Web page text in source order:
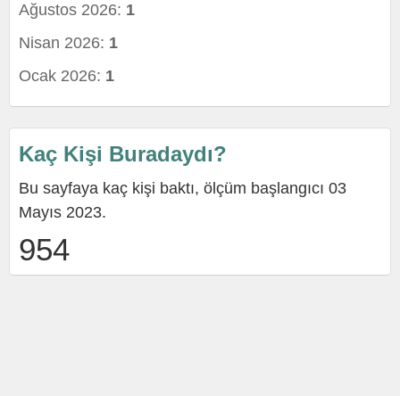
Ağustos 2026: 1
Nisan 2026: 1
Ocak 2026: 1
Kaç Kişi Buradaydı?
Bu sayfaya kaç kişi baktı, ölçüm başlangıcı 03
Mayıs 2023.
954